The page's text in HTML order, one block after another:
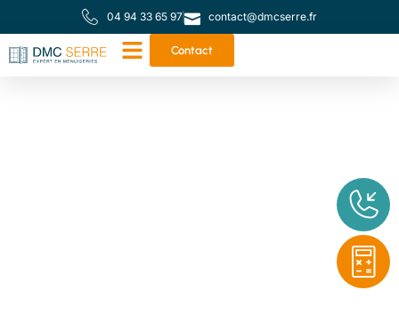
04 94 33 65 97 contact@dmcserre.fr
Contact
Votre partenaire de
proximité pour toutes